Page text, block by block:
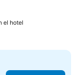
el hotel